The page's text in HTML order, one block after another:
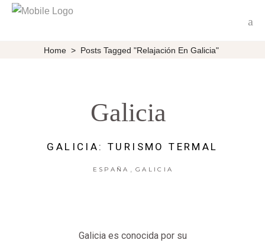
Home > Posts Tagged "Relajación En Galicia"
Galicia
GALICIA: TURISMO TERMAL
ESPAÑA , GALICIA
Galicia es conocida por su